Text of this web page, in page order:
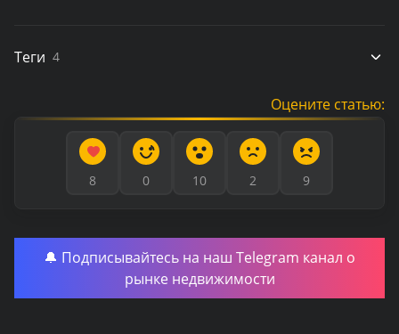
Теги 4
Оцените статью:
8 0 10 2 9
🔔 Подписывайтесь на наш Telegram канал о
рынке недвижимости